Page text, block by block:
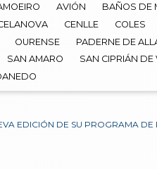
AVIÓN BAÑOS DE
CENLLE COLES
OURENSE PADERNE DE
SAN AMARO SAN CIPRIÁN DE
EDICIÓN DE SU PROGRAMA DE